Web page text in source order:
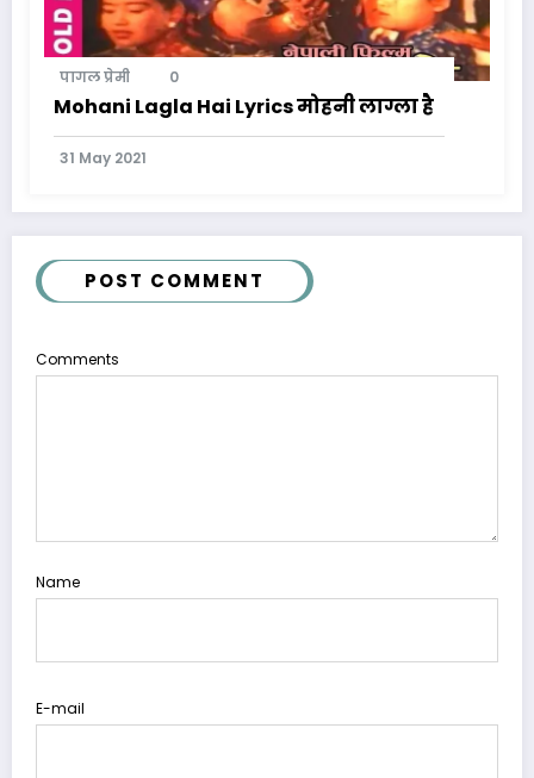
पागल प्रेमी 0
Mohani Lagla Hai Lyrics मोहनी लाग्ला है
31 May 2021
POST COMMENT
Comments
Name
E-mail